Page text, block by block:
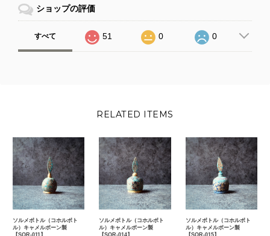
ショップの評価
すべて 51 0 0
RELATED ITEMS
ソルメボトル（コホルボト
ル）キャメルボーン製
【SOR-011】
ソルメボトル（コホルボト
ル）キャメルボーン製
【SOR-014】
ソルメボトル（コホルボト
ル）キャメルボーン製
【SOR-015】